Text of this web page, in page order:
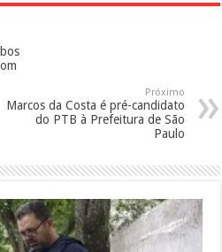
Próximo
Marcos da Costa é pré-candidato
do PTB à Prefeitura de São
Paulo